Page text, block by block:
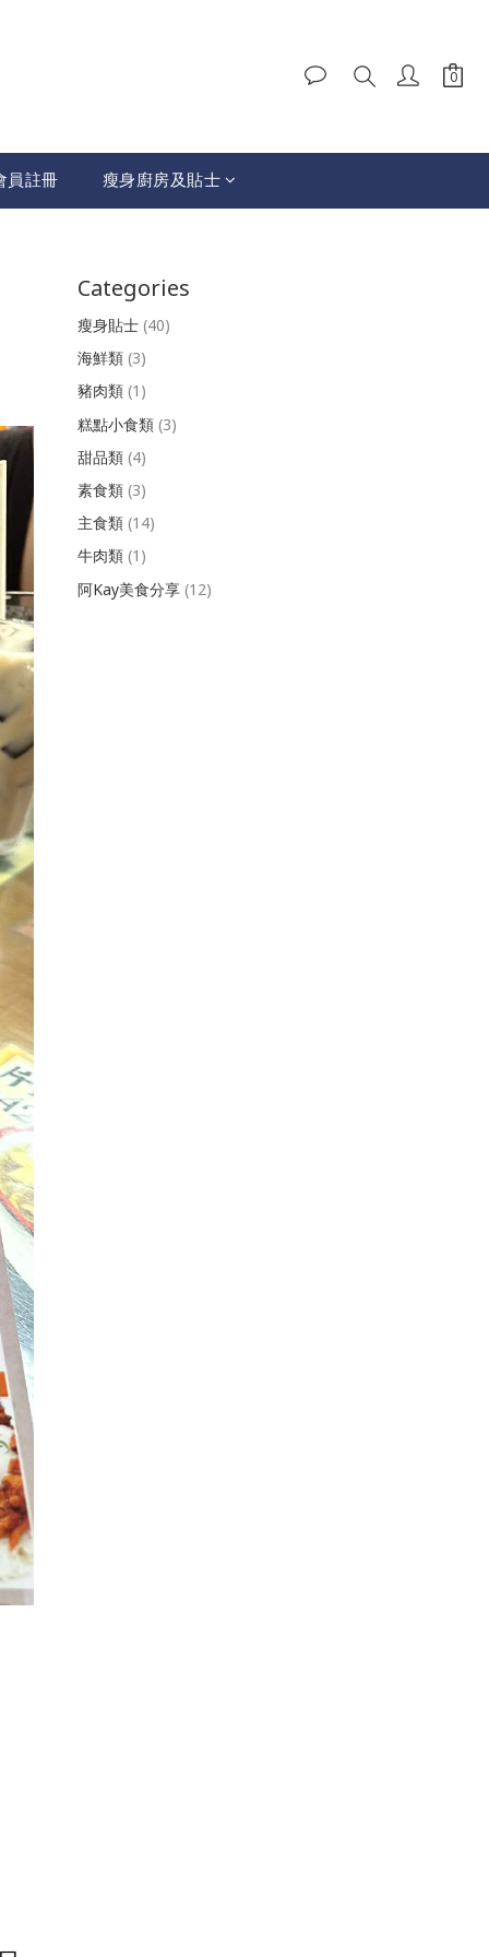
員註冊 瘦身廚房及貼士
Categories
瘦身貼士 (40)
海鮮類 (3)
豬肉類 (1)
糕點小食類 (3)
甜品類 (4)
素食類 (3)
主食類 (14)
牛肉類 (1)
阿Kay美食分享 (12)